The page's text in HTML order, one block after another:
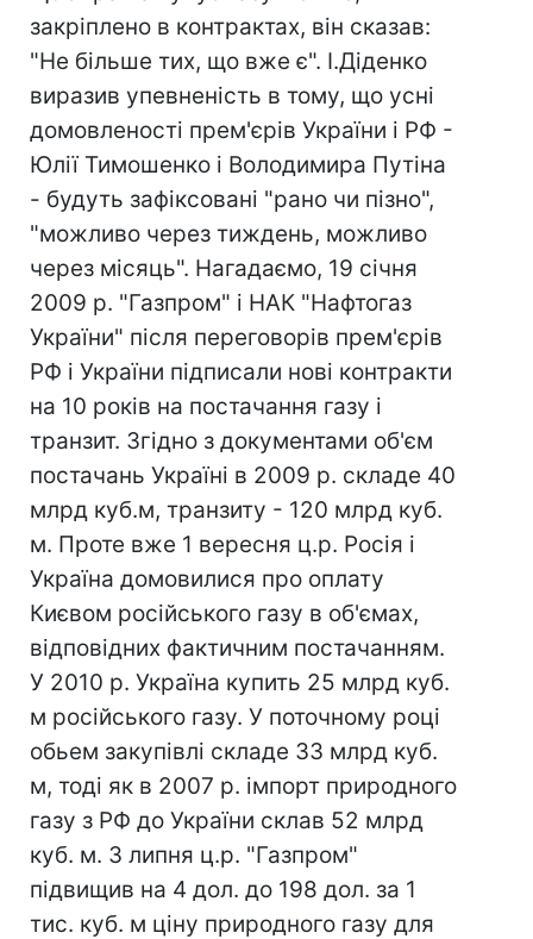
закріплено в контрактах, він сказав:
"Не більше тих, що вже є". І.Діденко
виразив упевненість в тому, що усні
домовленості прем'єрів України і РФ -
Юлії Тимошенко і Володимира Путіна
- будуть зафіксовані "рано чи пізно",
"можливо через тиждень, можливо
через місяць". Нагадаємо, 19 січня
2009 р. "Газпром" і НАК "Нафтогаз
України" після переговорів прем'єрів
РФ і України підписали нові контракти
на 10 років на постачання газу і
транзит. Згідно з документами об'єм
постачань Україні в 2009 р. складе 40
млрд куб.м, транзиту - 120 млрд куб.
м. Проте вже 1 вересня ц.р. Росія і
Україна домовилися про оплату
Києвом російського газу в об'ємах,
відповідних фактичним постачанням.
У 2010 р. Україна купить 25 млрд куб.
м російського газу. У поточному році
обьем закупівлі складе 33 млрд куб.
м, тоді як в 2007 р. імпорт природного
газу з РФ до України склав 52 млрд
куб. м. 3 липня ц.р. "Газпром"
підвищив на 4 дол. до 198 дол. за 1
тис. куб. м ціну природного газу для